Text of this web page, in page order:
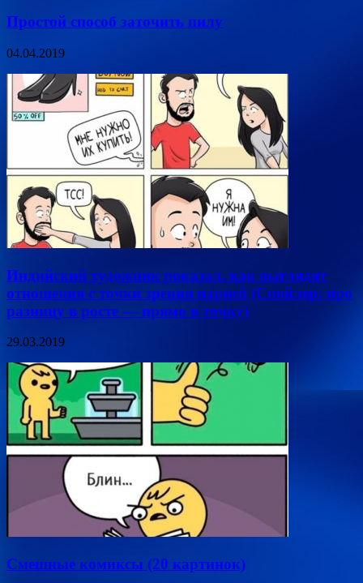
Простой способ заточить пилу
04.04.2019
Индийский художник показал, как выглядят
отношения с точки зрения парней (Спойлер: про
разницу в росте — прямо в точку)
29.03.2019
Смешные комиксы (20 картинок)